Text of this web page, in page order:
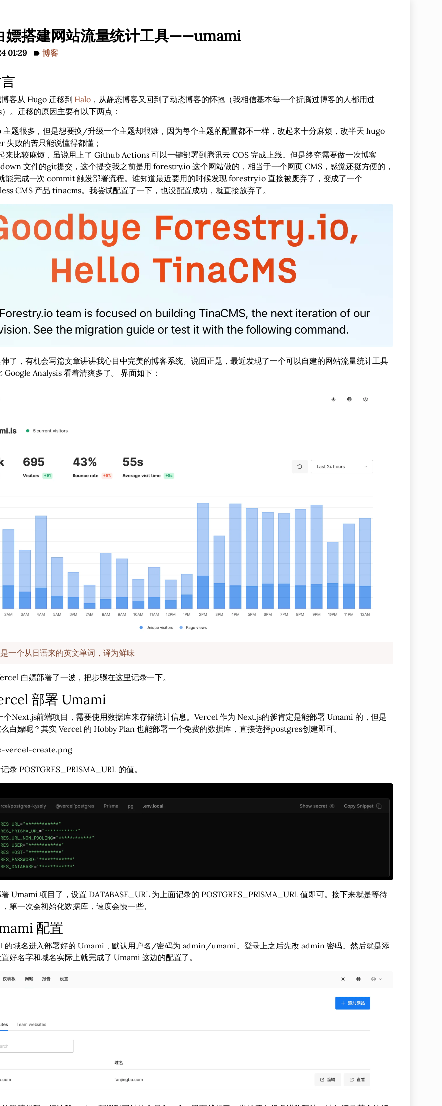
嫖搭建网站流量统计工具——umami
01:29 label 博客
客从 Hugo 迁移到 Halo ，从静态博客又回到了动态博客的怀抱（我相信基本每一个折腾过博客的人都用过
。迁移的原因主要有以下两点：
主题很多，但是想要换/升级一个主题却很难，因为每个主题的配置都不一样，改起来十分麻烦，改半天 hugo
失败的苦只能说懂得都懂；
来比较麻烦，虽说用上了 Github Actions 可以一键部署到腾讯云 COS 完成上线。但是终究需要做一次博客
文件的git提交，这个提交我之前是用 forestry.io 这个网站做的，相当于一个网页 CMS，感觉还挺方便的，
能完成一次 commit 触发部署流程。谁知道最近要用的时候发现 forestry.io 直接被废弃了，变成了一个
CMS 产品 tinacms。我尝试配置了一下，也没配置成功，就直接放弃了。
了，有机会写篇文章讲讲我心目中完美的博客系统。说回正题，最近发现了一个可以自建的网站流量统计工具
Google Analysis 看着清爽多了。 界面如下：
一个从日语来的英文单词，译为鲜味
白嫖部署了一波，把步骤在这里记录一下。
部署 Umami
个Next.js前端项目，需要使用数据库来存储统计信息。Vercel 作为 Next.js的爹肯定是能部署 Umami 的，但是
白嫖呢？其实 Vercel 的 Hobby Plan 也能部署一个免费的数据库，直接选择postgres创建即可。
录 POSTGRES_PRISMA_URL 的值。
Umami 项目了，设置 DATABASE_URL 为上面记录的 POSTGRES_PRISMA_URL 值即可。接下来就是等待
第一次会初始化数据库，速度会慢一些。
配置
的域名进入部署好的 Umami，默认用户名/密码为 admin/umami。登录上之后先改 admin 密码。然后就是添
好名字和域名实际上就完成了 Umami 这边的配置了。